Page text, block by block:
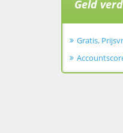
Geld
Gratis,